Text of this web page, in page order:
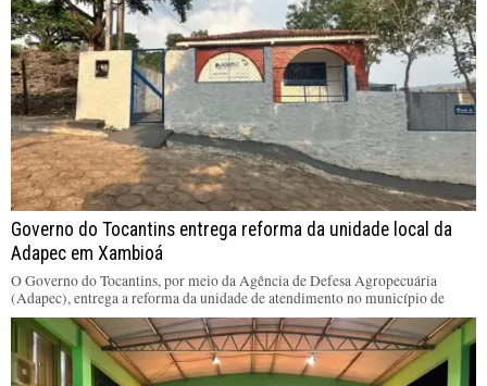
Governo do Tocantins entrega reforma da unidade local da
Adapec em Xambioá
O Governo do Tocantins, por meio da Agência de Defesa Agropecuária
(Adapec), entrega a reforma da unidade de atendimento no município de